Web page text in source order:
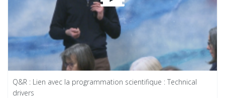
Q&R : Lien avec la programmation scientifique : Technical
drivers